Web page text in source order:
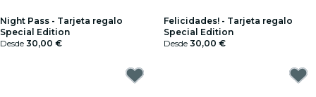
Night Pass - Tarjeta regalo
Special Edition
Desde 30,00 €
Felicidades! - Tarjeta regalo
Special Edition
Desde 30,00 €